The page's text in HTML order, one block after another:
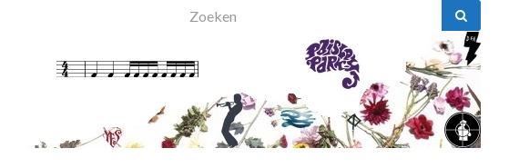
Search for: